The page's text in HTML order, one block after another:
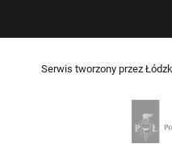
Serwis tworzony przez